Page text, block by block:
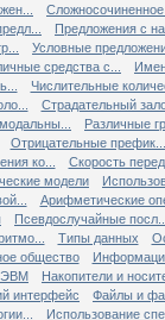
Сложносочиненное
Предложения с
Условные
средства с...
Числительные
Страдательный
Различные
Отрицательные префик...
ко...
Скорость
модели
Арифметические
Псевдослучайные посл...
Типы данных
общество
ЭВМ
Накопители и
интерфейс
Файлы и
Использование